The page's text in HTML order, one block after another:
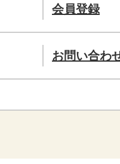
会員登録
お問い合わ